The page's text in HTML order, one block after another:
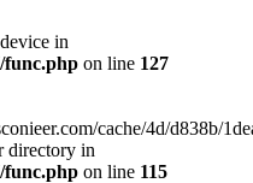
in
on line 127
cache/4d/d838b/
directory in
on line 115